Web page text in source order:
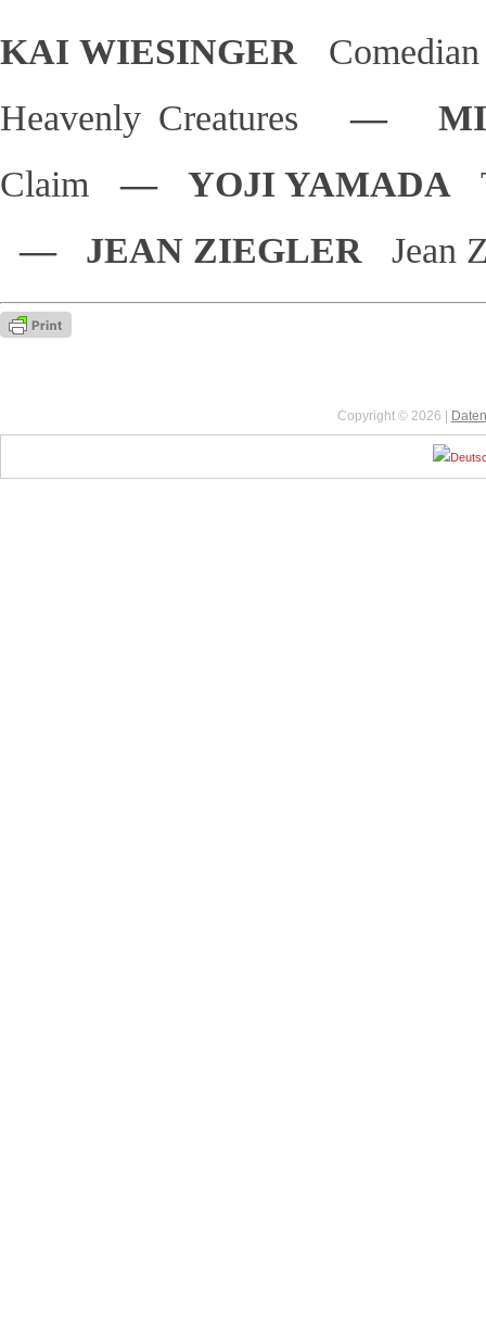
KAI WIESINGER
Heavenly Creatures
—
Claim
— YOJI YAMADA
— JEAN ZIEGLER Jean
Copyright © 2026 |